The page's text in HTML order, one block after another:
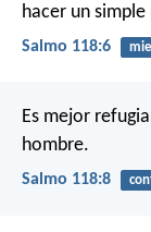
hacer un
Salmo 118:6
Es mejor
hombre.
Salmo 118:8